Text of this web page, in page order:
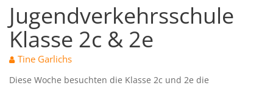
Jugendverkehrsschule
Klasse 2c & 2e
Tine Garlichs
Diese Woche besuchten die Klasse 2c und 2e die